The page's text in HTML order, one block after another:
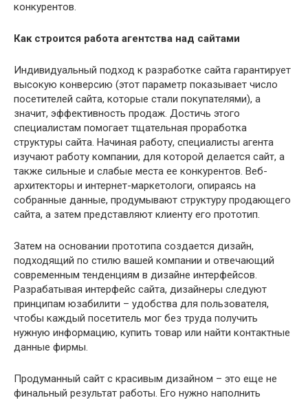
конкурентов.
Как строится работа агентства над сайтами
Индивидуальный подход к разработке сайта гарантирует
высокую конверсию (этот параметр показывает число
посетителей сайта, которые стали покупателями), а
значит, эффективность продаж. Достичь этого
специалистам помогает тщательная проработка
структуры сайта. Начиная работу, специалисты агента
изучают работу компании, для которой делается сайт, а
также сильные и слабые места ее конкурентов. Веб-
архитекторы и интернет-маркетологи, опираясь на
собранные данные, продумывают структуру продающего
сайта, а затем представляют клиенту его прототип.
Затем на основании прототипа создается дизайн,
подходящий по стилю вашей компании и отвечающий
современным тенденциям в дизайне интерфейсов.
Разрабатывая интерфейс сайта, дизайнеры следуют
принципам юзабилити – удобства для пользователя,
чтобы каждый посетитель мог без труда получить
нужную информацию, купить товар или найти контактные
данные фирмы.
Продуманный сайт с красивым дизайном – это еще не
финальный результат работы. Его нужно наполнить